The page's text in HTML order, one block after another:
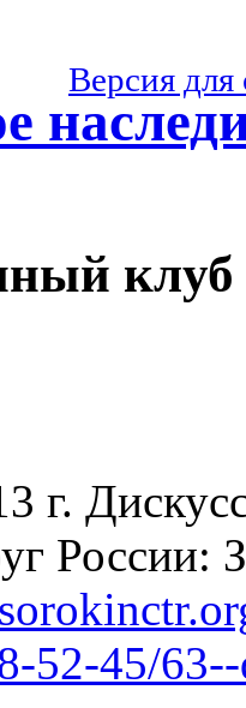
Версия
клуб
г.
России:
52-45/